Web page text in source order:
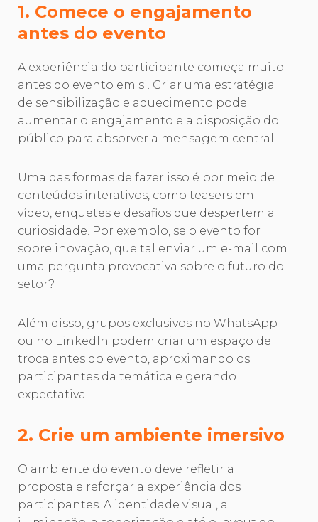
1. Comece o engajamento
antes do evento
A experiência do participante começa muito
antes do evento em si. Criar uma estratégia
de sensibilização e aquecimento pode
aumentar o engajamento e a disposição do
público para absorver a mensagem central.
Uma das formas de fazer isso é por meio de
conteúdos interativos, como teasers em
vídeo, enquetes e desafios que despertem a
curiosidade. Por exemplo, se o evento for
sobre inovação, que tal enviar um e-mail com
uma pergunta provocativa sobre o futuro do
setor?
Além disso, grupos exclusivos no WhatsApp
ou no LinkedIn podem criar um espaço de
troca antes do evento, aproximando os
participantes da temática e gerando
expectativa.
2. Crie um ambiente imersivo
O ambiente do evento deve refletir a
proposta e reforçar a experiência dos
participantes. A identidade visual, a